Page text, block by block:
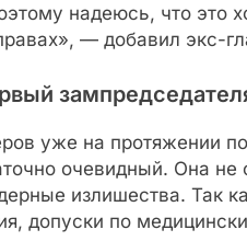
надеюсь, что это
— добавил экс-
уже на протяжении
очевидный. Она
излишества. Так
допуски по